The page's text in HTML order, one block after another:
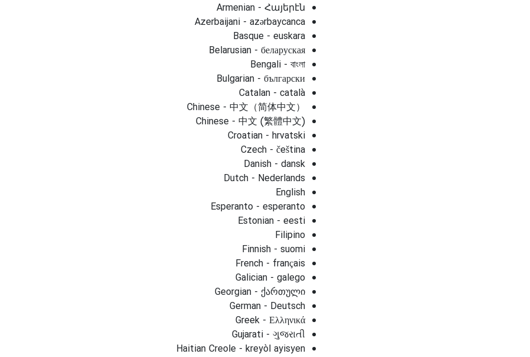
Armenian - Հայերէն
Azerbaijani - azərbaycanca
Basque - euskara
Belarusian - беларуская
Bengali - বাংলা
Bulgarian - български
Catalan - català
Chinese - 中文（简体中文）
Chinese - 中文 (繁體中文)
Croatian - hrvatski
Czech - čeština
Danish - dansk
Dutch - Nederlands
English
Esperanto - esperanto
Estonian - eesti
Filipino
Finnish - suomi
French - français
Galician - galego
Georgian - ქართული
German - Deutsch
Greek - Ελληνικά
Gujarati - ગુજરાતી
Haitian Creole - kreyòl ayisyen